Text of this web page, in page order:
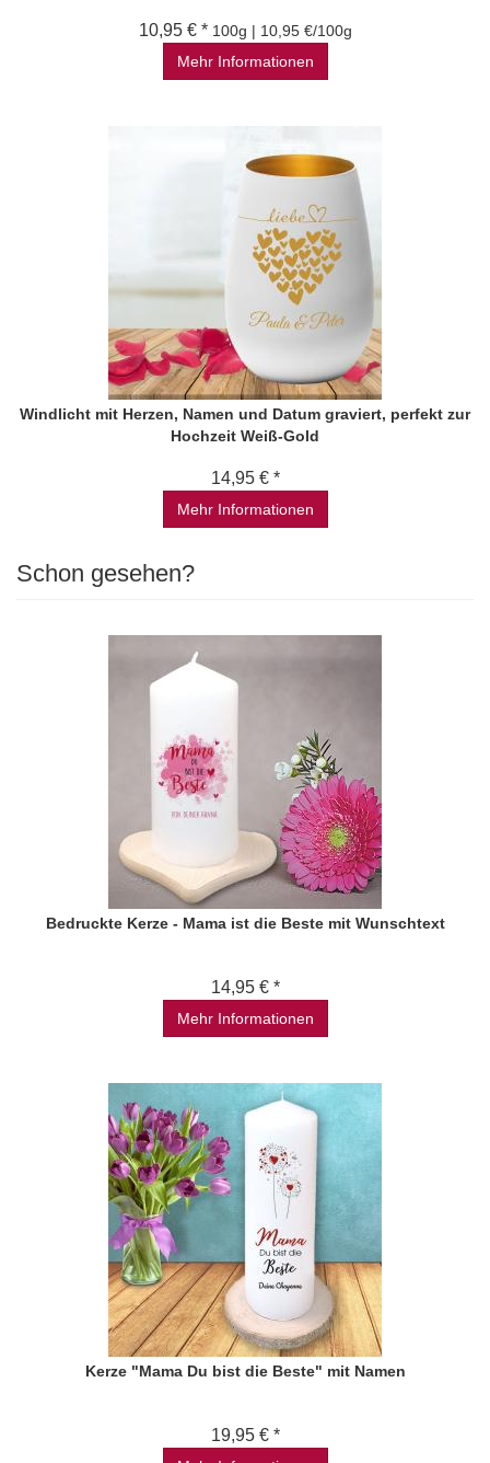
10,95 € * 100g | 10,95 €/100g
Mehr Informationen
Windlicht mit Herzen, Namen und Datum graviert, perfekt zur
Hochzeit Weiß-Gold
14,95 € *
Mehr Informationen
Schon gesehen?
Bedruckte Kerze - Mama ist die Beste mit Wunschtext
14,95 € *
Mehr Informationen
Kerze "Mama Du bist die Beste" mit Namen
19,95 € *